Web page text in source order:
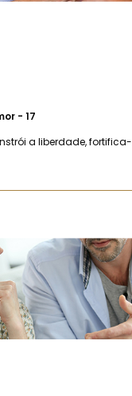
- 17
a liberdade,